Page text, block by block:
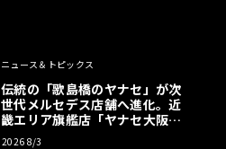
ニュース＆トピックス
伝統の「歌島橋のヤナセ」が次
世代メルセデス店舗へ進化。近
畿エリア旗艦店「ヤナセ大阪支
店」がリニューアル
2026 8/3